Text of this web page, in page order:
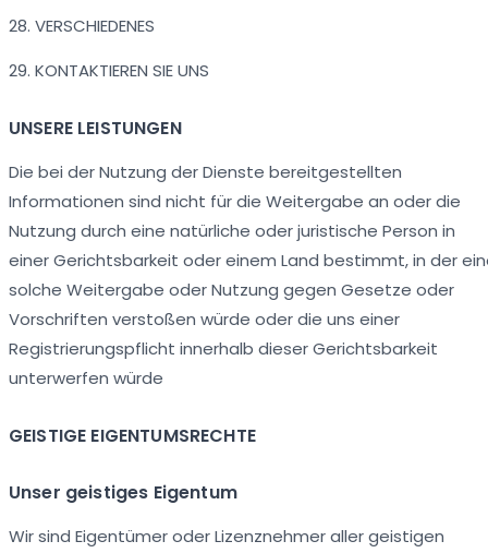
28. VERSCHIEDENES
29. KONTAKTIEREN SIE UNS
UNSERE LEISTUNGEN
Die bei der Nutzung der Dienste bereitgestellten
Informationen sind nicht für die Weitergabe an oder die
Nutzung durch eine natürliche oder juristische Person in
einer Gerichtsbarkeit oder einem Land bestimmt, in der
solche Weitergabe oder Nutzung gegen Gesetze oder
Vorschriften verstoßen würde oder die uns einer
Registrierungspflicht innerhalb dieser Gerichtsbarkeit
unterwerfen würde
GEISTIGE EIGENTUMSRECHTE
Unser geistiges Eigentum
Wir sind Eigentümer oder Lizenznehmer aller geistigen